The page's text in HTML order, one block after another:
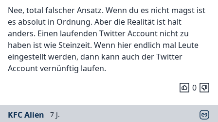
Nee, total falscher Ansatz. Wenn du es nicht magst ist
es absolut in Ordnung. Aber die Realität ist halt
anders. Einen laufenden Twitter Account nicht zu
haben ist wie Steinzeit. Wenn hier endlich mal Leute
eingestellt werden, dann kann auch der Twitter
Account vernünftig laufen.
0
KFC Alien 7 J.